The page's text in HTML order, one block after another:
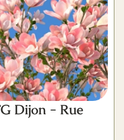
Dijon - Rue